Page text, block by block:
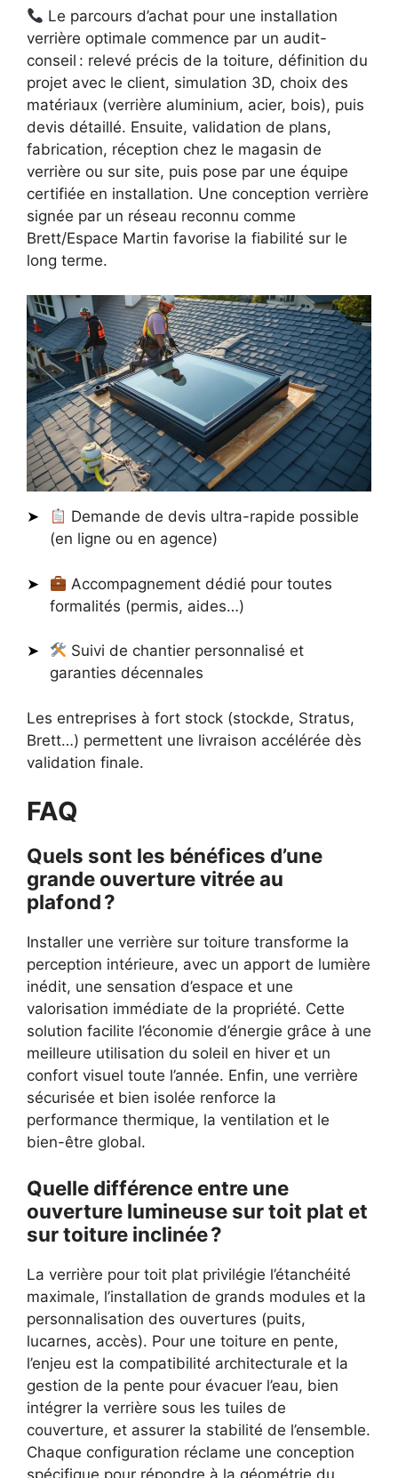
Le parcours d’achat pour une installation
verrière optimale commence par un audit-
conseil : relevé précis de la toiture, définition du
projet avec le client, simulation 3D, choix des
matériaux (verrière aluminium, acier, bois), puis
devis détaillé. Ensuite, validation de plans,
fabrication, réception chez le magasin de
verrière ou sur site, puis pose par une équipe
certifiée en installation. Une conception verrière
signée par un réseau reconnu comme
Brett/Espace Martin favorise la fiabilité sur le
long terme.
Demande de devis ultra-rapide possible
(en ligne ou en agence)
Accompagnement dédié pour toutes
formalités (permis, aides…)
Suivi de chantier personnalisé et
garanties décennales
Les entreprises à fort stock (stockde, Stratus,
Brett…) permettent une livraison accélérée dès
validation finale.
FAQ
Quels sont les bénéfices d’une
grande ouverture vitrée au
plafond ?
Installer une verrière sur toiture transforme la
perception intérieure, avec un apport de lumière
inédit, une sensation d’espace et une
valorisation immédiate de la propriété. Cette
solution facilite l’économie d’énergie grâce à une
meilleure utilisation du soleil en hiver et un
confort visuel toute l’année. Enfin, une verrière
sécurisée et bien isolée renforce la
performance thermique, la ventilation et le
bien-être global.
Quelle différence entre une
ouverture lumineuse sur toit plat et
sur toiture inclinée ?
La verrière pour toit plat privilégie l’étanchéité
maximale, l’installation de grands modules et la
personnalisation des ouvertures (puits,
lucarnes, accès). Pour une toiture en pente,
l’enjeu est la compatibilité architecturale et la
gestion de la pente pour évacuer l’eau, bien
intégrer la verrière sous les tuiles de
couverture, et assurer la stabilité de l’ensemble.
Chaque configuration réclame une conception
spécifique pour répondre à la géométrie du